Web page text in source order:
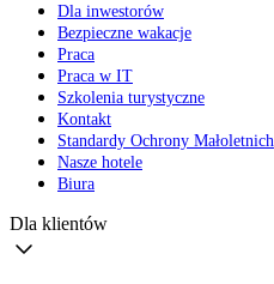
Dla inwestorów
Bezpieczne wakacje
Praca
Praca w IT
Szkolenia turystyczne
Kontakt
Standardy Ochrony Małoletnich
Nasze hotele
Biura
Dla klientów